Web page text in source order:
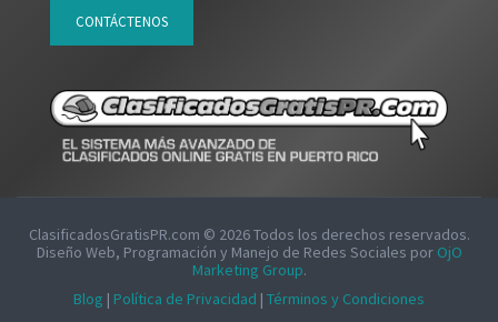
CONTÁCTENOS
ClasificadosGratisPR.com © 2026Todos los derechos reservados.
Diseño Web, Programación y Manejo de Redes Sociales por OjO
Marketing Group.
Blog | Política de Privacidad | Términos y Condiciones